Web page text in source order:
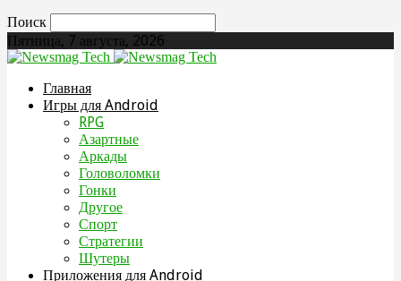
Поиск
Пятница, 7 августа, 2026
Главная
Игры для Android
RPG
Азартные
Аркады
Головоломки
Гонки
Другое
Спорт
Стратегии
Шутеры
Приложения для Android